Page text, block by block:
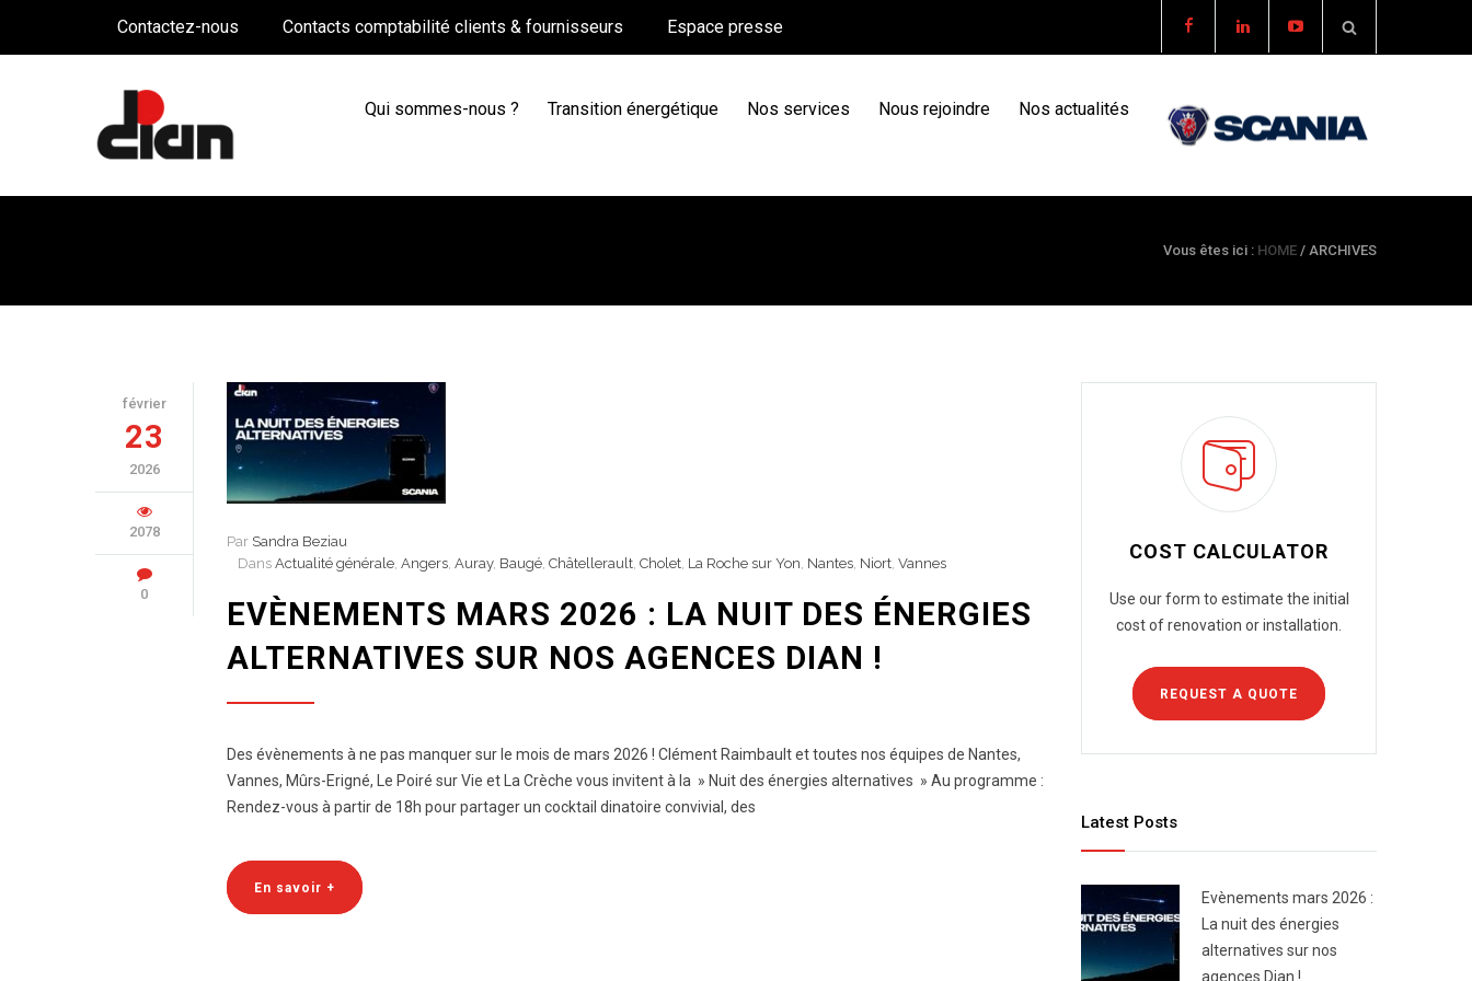
Contactez-nous Contacts comptabilité clients & fournisseurs Espace presse
Qui sommes-nous ? Transition énergétique Nos services Nous rejoindre Nos actualités
Vous êtes ici : HOME / ARCHIVES
février
23
2026
2078
0
Par Sandra Beziau
Dans Actualité générale, Angers, Auray, Baugé, Châtellerault, Cholet, La Roche sur Yon, Nantes, Niort, Vannes
EVÈNEMENTS MARS 2026 : LA NUIT DES ÉNERGIES
ALTERNATIVES SUR NOS AGENCES DIAN !
Des évènements à ne pas manquer sur le mois de mars 2026 ! Clément Raimbault et toutes nos équipes de Nantes,
Vannes, Mûrs-Erigné, Le Poiré sur Vie et La Crèche vous invitent à la » Nuit des énergies alternatives » Au programme :
Rendez-vous à partir de 18h pour partager un cocktail dinatoire convivial, des
En savoir +
COST CALCULATOR
Use our form to estimate the initial
cost of renovation or installation.
REQUEST A QUOTE
Latest Posts
Evènements mars 2026 :
La nuit des énergies
alternatives sur nos
agences Dian !